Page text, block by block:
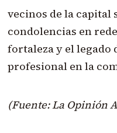
vecinos de la capital
condolencias en
fortaleza y el legado
profesional en la
(Fuente: La Opinión